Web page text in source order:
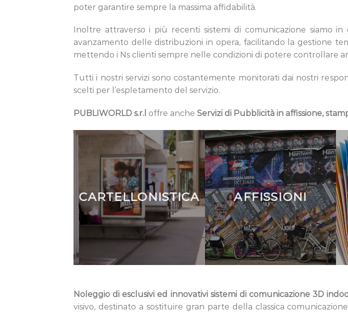
poter garantire sempre la massima affidabilità.
Inoltre attraverso i più recenti sistemi di comunicazione siamo
avanzamento delle distribuzioni in opera, facilitando la gestione
mettendo i Ns clienti sempre nelle condizioni di potere controllare
Tutti i nostri servizi sono costantemente monitorati dai nostri
scelti per l’espletamento del servizio.
PUBLIWORLD s.r.l offre anche Servizi di Pubblicità in affissione,
CARTELLONISTICA AFFISSIONI
Noleggio di esclusivi ed innovativi sistemi di comunicazione 3D
visivo, destinato a sostituire gran parte della classica